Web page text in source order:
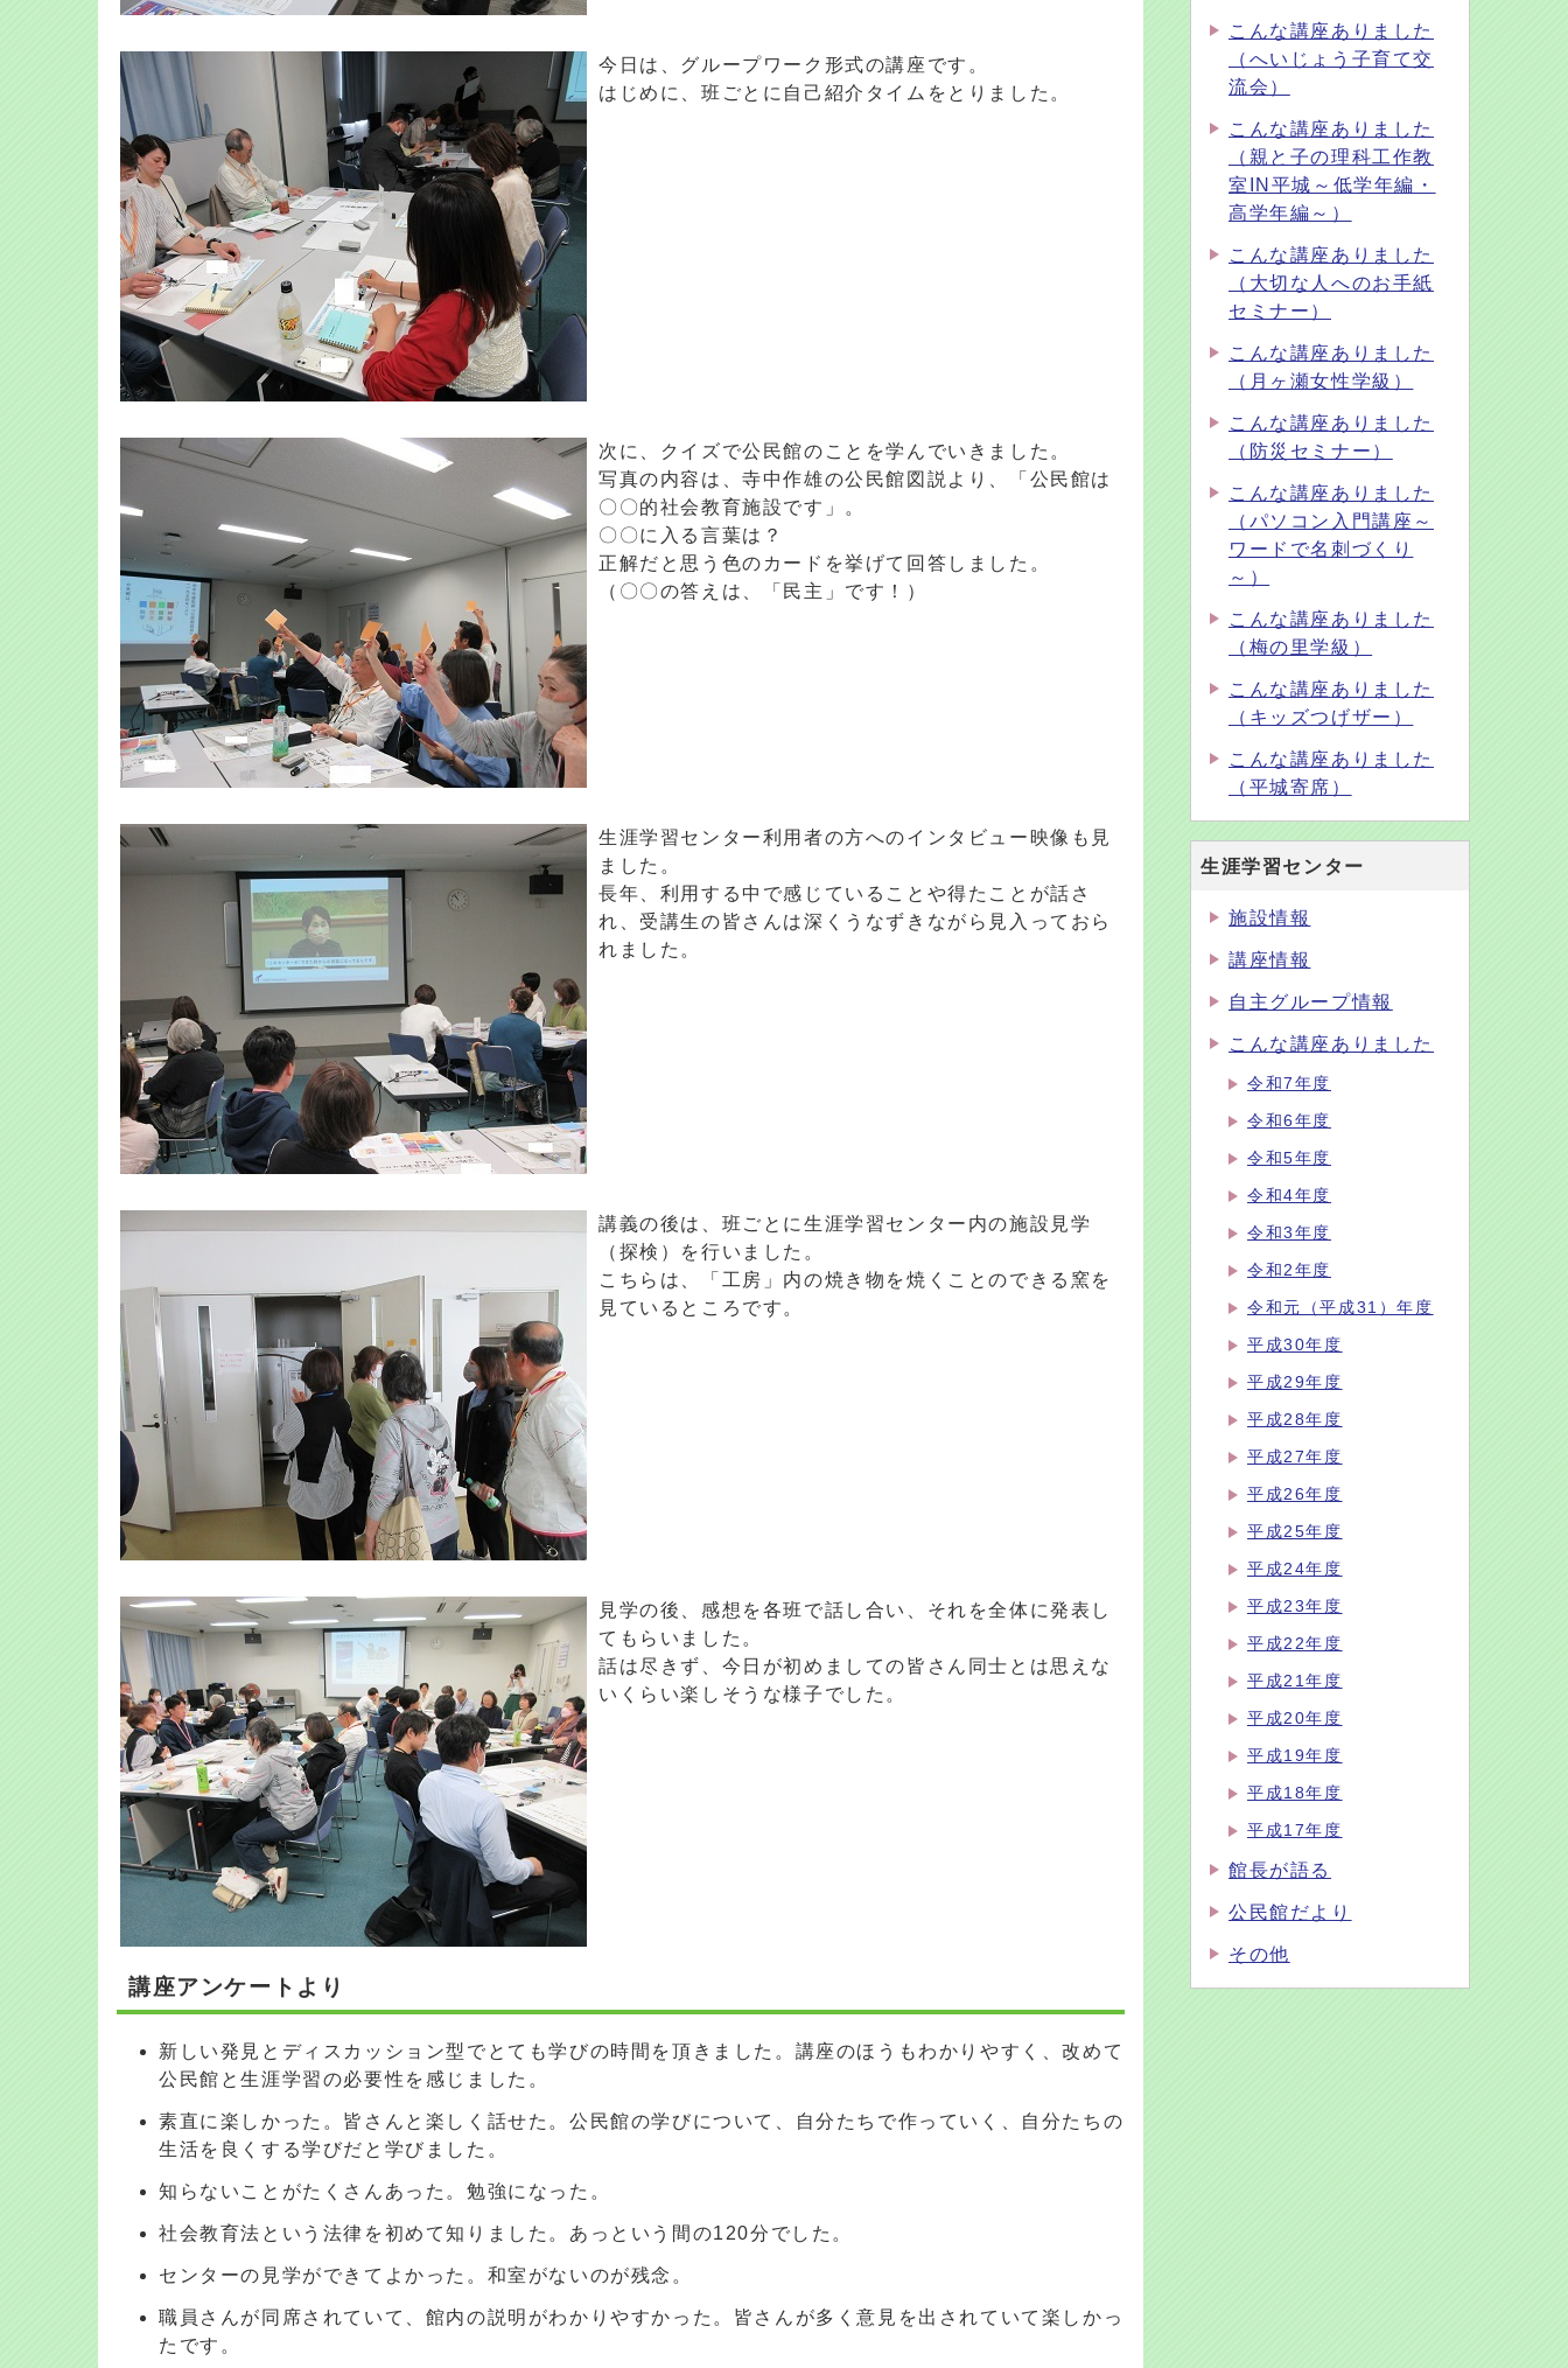
今日は、グループワーク形式の講座です。
はじめに、班ごとに自己紹介タイムをとりました。
次に、クイズで公民館のことを学んでいきました。
写真の内容は、寺中作雄の公民館図説より、「公民館は
〇〇的社会教育施設です」。
〇〇に入る言葉は？
正解だと思う色のカードを挙げて回答しました。
（〇〇の答えは、「民主」です！）
生涯学習センター利用者の方へのインタビュー映像も見
ました。
長年、利用する中で感じていることや得たことが話さ
れ、受講生の皆さんは深くうなずきながら見入っておら
れました。
講義の後は、班ごとに生涯学習センター内の施設見学
（探検）を行いました。
こちらは、「工房」内の焼き物を焼くことのできる窯を
見ているところです。
見学の後、感想を各班で話し合い、それを全体に発表し
てもらいました。
話は尽きず、今日が初めましての皆さん同士とは思えな
いくらい楽しそうな様子でした。
講座アンケートより
新しい発見とディスカッション型でとても学びの時間を頂きました。講座のほうもわかりやすく、改めて
公民館と生涯学習の必要性を感じました。
素直に楽しかった。皆さんと楽しく話せた。公民館の学びについて、自分たちで作っていく、自分たちの
生活を良くする学びだと学びました。
知らないことがたくさんあった。勉強になった。
社会教育法という法律を初めて知りました。あっという間の120分でした。
センターの見学ができてよかった。和室がないのが残念。
職員さんが同席されていて、館内の説明がわかりやすかった。皆さんが多く意見を出されていて楽しかっ
たです。
こんな講座ありました
（へいじょう子育て交
流会）
こんな講座ありました
（親と子の理科工作教
室IN平城～低学年編・
高学年編～）
こんな講座ありました
（大切な人へのお手紙
セミナー）
こんな講座ありました
（月ヶ瀬女性学級）
こんな講座ありました
（防災セミナー）
こんな講座ありました
（パソコン入門講座～
ワードで名刺づくり
～）
こんな講座ありました
（梅の里学級）
こんな講座ありました
（キッズつげザー）
こんな講座ありました
（平城寄席）
生涯学習センター
施設情報
講座情報
自主グループ情報
こんな講座ありました
令和7年度
令和6年度
令和5年度
令和4年度
令和3年度
令和2年度
令和元（平成31）年度
平成30年度
平成29年度
平成28年度
平成27年度
平成26年度
平成25年度
平成24年度
平成23年度
平成22年度
平成21年度
平成20年度
平成19年度
平成18年度
平成17年度
館長が語る
公民館だより
その他